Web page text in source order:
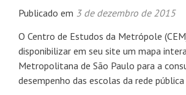
Publicado em 3 de dezembro de 2015
O Centro de Estudos da Metrópole
disponibilizar em seu site um mapa
Metropolitana de São Paulo para a
desempenho das escolas da rede pública